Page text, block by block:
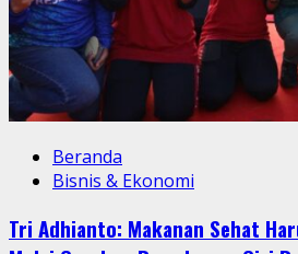
Beranda
Bisnis & Ekonomi
Tri Adhianto: Makanan Sehat